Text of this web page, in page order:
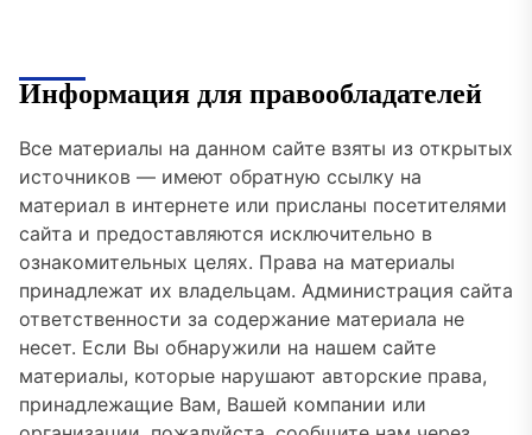
Информация для правообладателей
Все материалы на данном сайте взяты из открытых
источников — имеют обратную ссылку на
материал в интернете или присланы посетителями
сайта и предоставляются исключительно в
ознакомительных целях. Права на материалы
принадлежат их владельцам. Администрация сайта
ответственности за содержание материала не
несет. Если Вы обнаружили на нашем сайте
материалы, которые нарушают авторские права,
принадлежащие Вам, Вашей компании или